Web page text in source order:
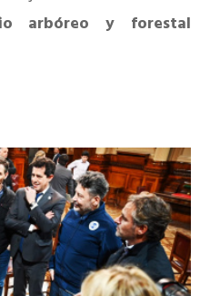
arbóreo y forestal